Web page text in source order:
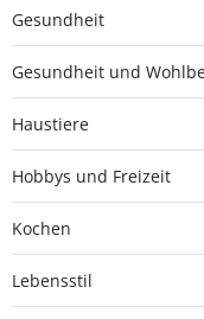
Gesundheit
Gesundheit und
Haustiere
Hobbys und Freizeit
Kochen
Lebensstil